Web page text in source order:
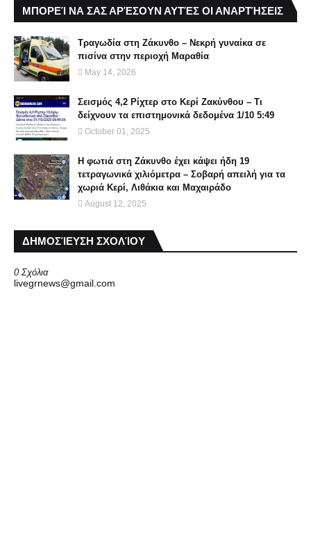
ΜΠΟΡΕΊ ΝΑ ΣΑΣ ΑΡΈΣΟΥΝ ΑΥΤΈΣ ΟΙ ΑΝΑΡΤΉΣΕΙΣ
Τραγωδία στη Ζάκυνθο – Νεκρή γυναίκα σε
πισίνα στην περιοχή Μαραθία
May 14, 2026
Σεισμός 4,2 Ρίχτερ στο Κερί Ζακύνθου – Τι
δείχνουν τα επιστημονικά δεδομένα 1/10 5:49
October 01, 2025
Η φωτιά στη Ζάκυνθο έχει κάψει ήδη 19
τετραγωνικά χιλιόμετρα – Σοβαρή απειλή για τα
χωριά Κερί, Λιθάκια και Μαχαιράδο
August 12, 2025
ΔΗΜΟΣΊΕΥΣΗ ΣΧΟΛΊΟΥ
0 Σχόλια
livegrnews@gmail.com